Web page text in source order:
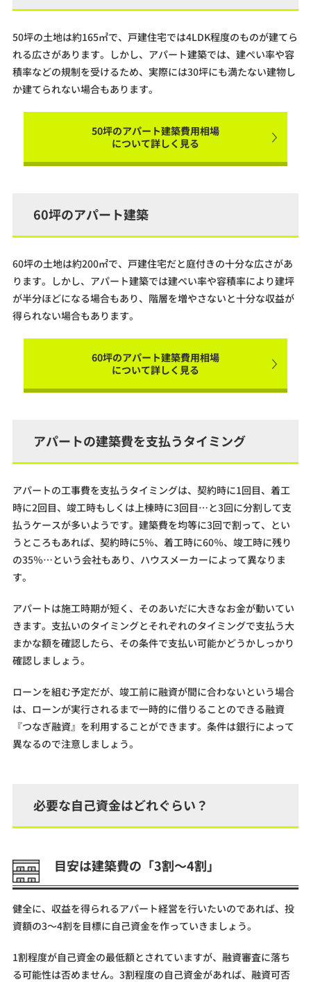
50坪の土地は約165㎡で、戸建住宅では4LDK程度のものが建てら
れる広さがあります。しかし、アパート建築では、建ぺい率や容
積率などの規制を受けるため、実際には30坪にも満たない建物し
か建てられない場合もあります。
50坪のアパート建築費用相場
について詳しく見る
60坪のアパート建築
60坪の土地は約200㎡で、戸建住宅だと庭付きの十分な広さがあ
ります。しかし、アパート建築では建ぺい率や容積率により建坪
が半分ほどになる場合もあり、階層を増やさないと十分な収益が
得られない場合もあります。
60坪のアパート建築費用相場
について詳しく見る
アパートの建築費を支払うタイミング
アパートの工事費を支払うタイミングは、契約時に1回目、着工
時に2回目、竣工時もしくは上棟時に3回目…と3回に分割して支
払うケースが多いようです。建築費を均等に3回で割って、とい
うところもあれば、契約時に5％、着工時に60％、竣工時に残り
の35％…という会社もあり、ハウスメーカーによって異なりま
す。
アパートは施工時期が短く、そのあいだに大きなお金が動いてい
きます。支払いのタイミングとそれぞれのタイミングで支払う大
まかな額を確認したら、その条件で支払い可能かどうかしっかり
確認しましょう。
ローンを組む予定だが、竣工前に融資が間に合わないという場合
は、ローンが実行されるまで一時的に借りることのできる融資
『つなぎ融資』を利用することができます。条件は銀行によって
異なるので注意しましょう。
必要な自己資金はどれぐらい？
目安は建築費の「3割～4割」
健全に、収益を得られるアパート経営を行いたいのであれば、投
資額の3～4割を目標に自己資金を作っていきましょう。
1割程度が自己資金の最低額とされていますが、融資審査に落ち
る可能性は否めません。3割程度の自己資金があれば、融資可否